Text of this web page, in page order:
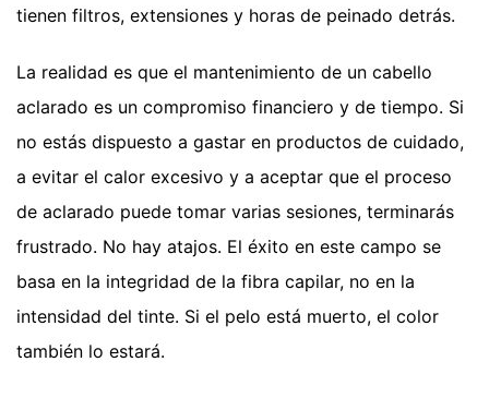
tienen filtros, extensiones y horas de peinado detrás.
La realidad es que el mantenimiento de un cabello
aclarado es un compromiso financiero y de tiempo. Si
no estás dispuesto a gastar en productos de cuidado,
a evitar el calor excesivo y a aceptar que el proceso
de aclarado puede tomar varias sesiones, terminarás
frustrado. No hay atajos. El éxito en este campo se
basa en la integridad de la fibra capilar, no en la
intensidad del tinte. Si el pelo está muerto, el color
también lo estará.